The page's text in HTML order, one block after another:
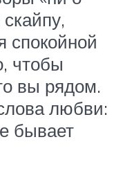
спокойной
чтобы
вы рядом.
любви:
бывает